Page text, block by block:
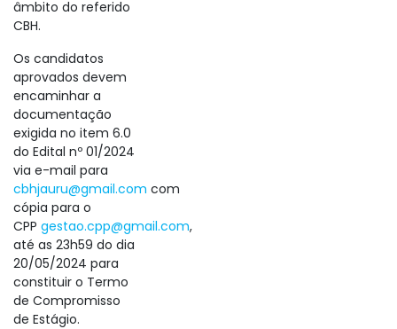
âmbito do referido
CBH.
Os candidatos
aprovados devem
encaminhar a
documentação
exigida no item 6.0
do Edital nº 01/2024
via e-mail para
cbhjauru@gmail.com com
cópia para o
CPP gestao.cpp@gmail.com,
até as 23h59 do dia
20/05/2024 para
constituir o Termo
de Compromisso
de Estágio.